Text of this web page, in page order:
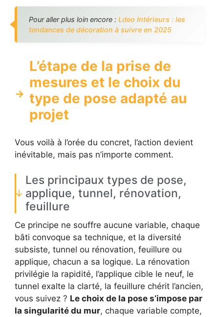
Pour aller plus loin encore : Ldeo Intérieurs : les
tendances de décoration à suivre en 2025
L’étape de la prise de
mesures et le choix du
type de pose adapté au
projet
Vous voilà à l’orée du concret, l’action devient
inévitable, mais pas n’importe comment.
Les principaux types de pose,
applique, tunnel, rénovation,
feuillure
Ce principe ne souffre aucune variable, chaque
bâti convoque sa technique, et la diversité
subsiste, tunnel ou rénovation, feuillure ou
applique, chacun a sa logique. La rénovation
privilégie la rapidité, l’applique cible le neuf, le
tunnel exalte la clarté, la feuillure chérit l’ancien,
vous suivez ? Le choix de la pose s’impose par
la singularité du mur, chaque variable compte,